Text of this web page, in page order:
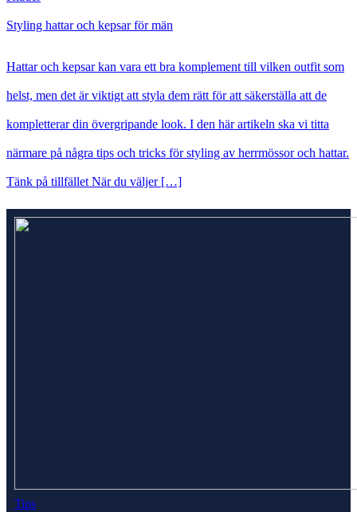
Styling hattar och kepsar för män
Hattar och kepsar kan vara ett bra komplement till vilken outfit som
helst, men det är viktigt att styla dem rätt för att säkerställa att de
kompletterar din övergripande look. I den här artikeln ska vi titta
närmare på några tips och tricks för styling av herrmössor och hattar.
Tänk på tillfället När du väljer […]
Tips